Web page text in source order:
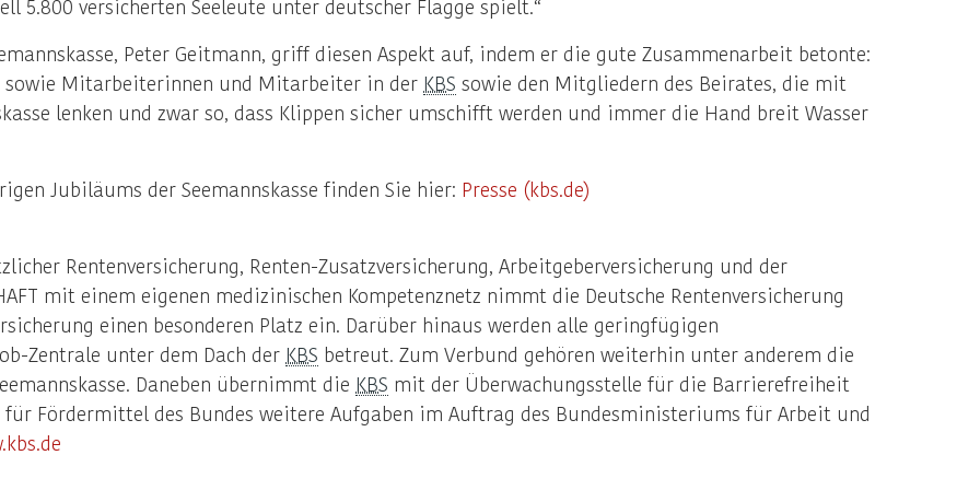
5.800 versicherten Seeleute unter deutscher Flagge spielt.“
Peter Geitmann, griff diesen Aspekt auf, indem er die gute Zusammenarbeit betonte:
sowie Mitarbeiterinnen und Mitarbeiter in der KBS sowie den Mitgliedern des Beirates, die mit
lenken und zwar so, dass Klippen sicher umschifft werden und immer die Hand breit Wasser
Jubiläums der Seemannskasse finden Sie hier: Presse (kbs.de)
Rentenversicherung, Renten-Zusatzversicherung, Arbeitgeberversicherung und der
mit einem eigenen medizinischen Kompetenznetz nimmt die Deutsche Rentenversicherung
einen besonderen Platz ein. Darüber hinaus werden alle geringfügigen
Zentrale unter dem Dach der KBS betreut. Zum Verbund gehören weiterhin unter anderem die
Daneben übernimmt die KBS mit der Überwachungsstelle für die Barrierefreiheit
Fördermittel des Bundes weitere Aufgaben im Auftrag des Bundesministeriums für Arbeit und